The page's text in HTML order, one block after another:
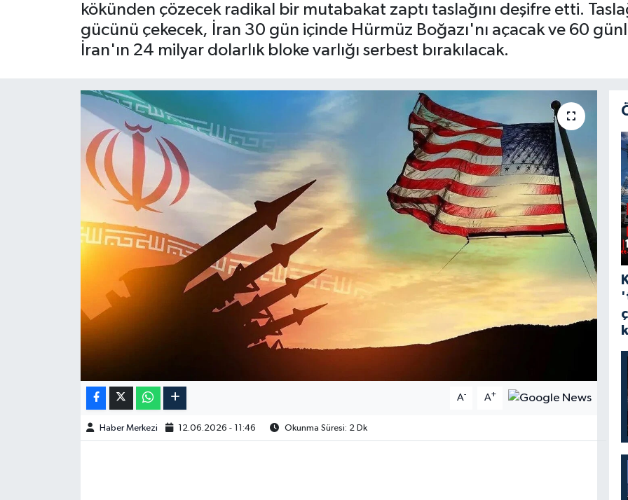
kökünden çözecek radikal bir mutabakat zaptı taslağını deşifre etti.
gücünü çekecek, İran 30 gün içinde Hürmüz Boğazı'nı açacak ve 60
İran'ın 24 milyar dolarlık bloke varlığı serbest bırakılacak.
A- A+
Haber Merkezi 12.06.2026 - 11:46 Okunma Süresi: 2 Dk